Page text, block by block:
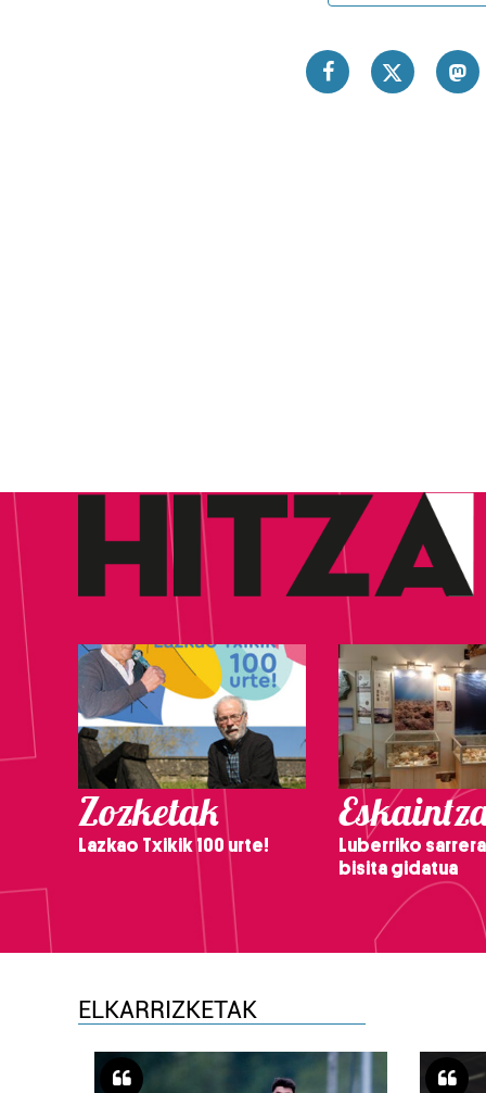
Zozketak
Lazkao Txikik 100 urte!
Luberriko
bisita gidatua
ELKARRIZKETAK